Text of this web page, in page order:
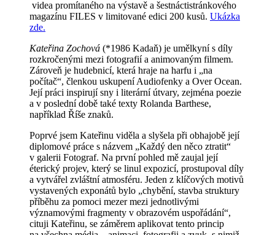
videa promítaného na výstavě a šestnáctistránkového
magazínu FILES v limitované edici 200 kusů. Ukázka
zde.
Kateřina Zochová (*1986 Kadaň) je umělkyní s díly
rozkročenými mezi fotografií a animovaným filmem.
Zároveň je hudebnicí, která hraje na harfu i „na
počítač“, členkou uskupení Audiofenky a Over Ocean.
Její práci inspirují sny i literární útvary, zejména poezie
a v poslední době také texty Rolanda Barthese,
například Říše znaků.
Poprvé jsem Kateřinu viděla a slyšela při obhajobě její
diplomové práce s názvem „Každý den něco ztratit“
v galerii Fotograf. Na první pohled mě zaujal její
éterický projev, který se linul expozicí, prostupoval díly
a vytvářel zvláštní atmosféru. Jeden z klíčových motivů
vystavených exponátů bylo „chybění, stavba struktury
příběhu za pomoci mezer mezi jednotlivými
významovými fragmenty v obrazovém uspořádání“,
cituji Kateřinu, se záměrem aplikovat tento princip